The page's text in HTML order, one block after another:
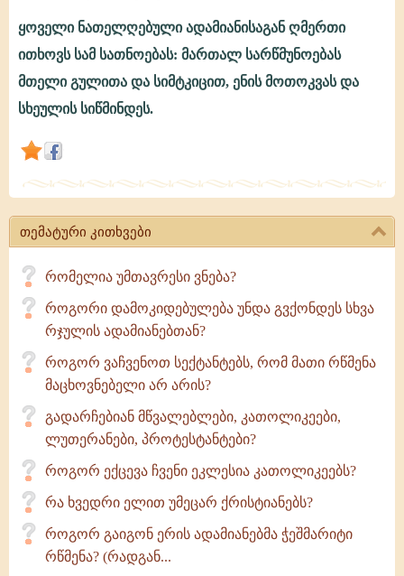
რა
სათნოებებს
ღმერთი
ნათელღებული
ადამიანისაგან?
ყოველი ნათელღებული ადამიანისაგან ღმერთი
ითხოვს სამ სათნოებას: მართალ სარწმუნოებას
მთელი გულითა და სიმტკიცით, ენის მოთოკვას და
სხეულის სიწმინდეს.
თემატური კითხვები
რომელია უმთავრესი ვნება?
როგორი დამოკიდებულება უნდა გვქონდეს სხვა
რჯულის ადამიანებთან?
როგორ ვაჩვენოთ სექტანტებს, რომ მათი რწმენა
მაცხოვნებელი არ არის?
გადარჩებიან მწვალებლები, კათოლიკეები,
ლუთერანები, პროტესტანტები?
როგორ ექცევა ჩვენი ეკლესია კათოლიკეებს?
რა ხვედრი ელით უმეცარ ქრისტიანებს?
როგორ გაიგონ ერის ადამიანებმა ჭეშმარიტი
რწმენა? (რადგან...